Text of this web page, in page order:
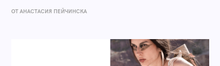
ОТ AНАСТАСИЯ ПЕЙЧИНСКА